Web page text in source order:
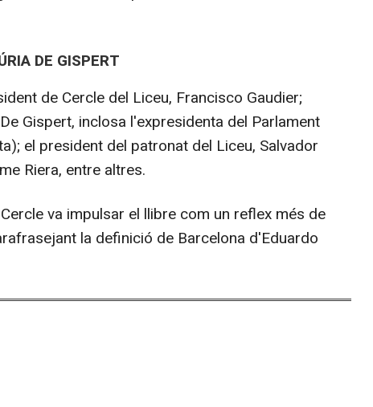
DE GISPERT
de Cercle del Liceu, Francisco Gaudier;
Gispert, inclosa l'expresidenta del Parlament
el president del patronat del Liceu, Salvador
Riera, entre altres.
va impulsar el llibre com un reflex més de
la definició de Barcelona d'Eduardo